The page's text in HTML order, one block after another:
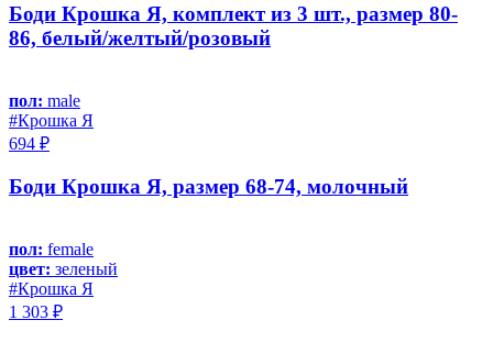
Боди Крошка Я, комплект из 3 шт., размер 80-
86, белый/желтый/розовый
пол: male
#Крошка Я
694 ₽
Боди Крошка Я, размер 68-74, молочный
пол: female
цвет: зеленый
#Крошка Я
1 303 ₽